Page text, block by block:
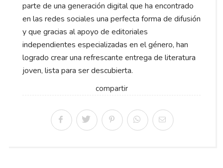
parte de una generación digital que ha encontrado
en las redes sociales una perfecta forma de difusión
y que gracias al apoyo de editoriales
independientes especializadas en el género, han
logrado crear una refrescante entrega de literatura
joven, lista para ser descubierta.
compartir